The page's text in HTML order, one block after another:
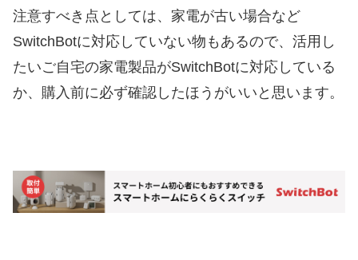
注意すべき点としては、家電が古い場合など
SwitchBotに対応していない物もあるので、活用し
たいご自宅の家電製品がSwitchBotに対応している
か、購入前に必ず確認したほうがいいと思います。